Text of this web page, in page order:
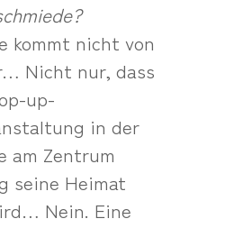
kommt nicht von
Nicht nur, dass
up-
in der
am Zentrum
seine Heimat
Nein. Eine